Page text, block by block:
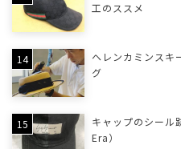
工のススメ
ヘレンカミンスキ
グ
キャップのシー
Era）